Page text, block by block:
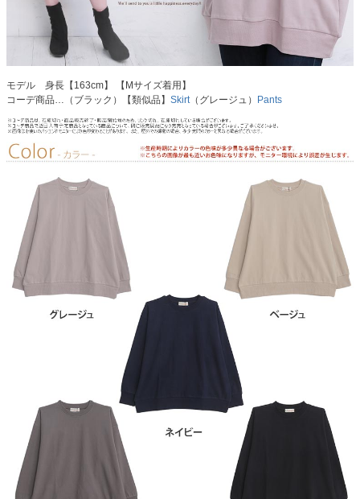
モデル 身長【163cm】 【Mサイズ着用】
コーデ商品…（ブラック）【類似品】 Skirt （グレージュ） Pants